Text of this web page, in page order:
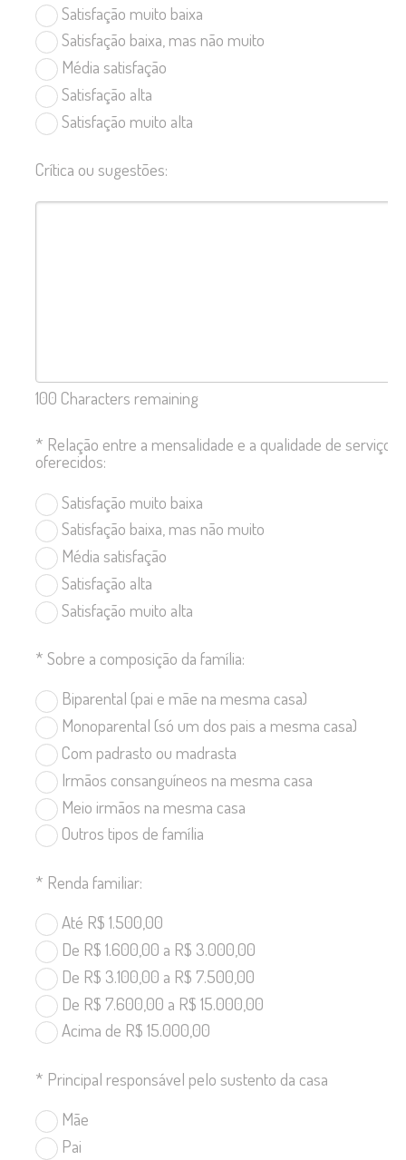
Satisfação muito baixa
Satisfação baixa, mas não muito
Média satisfação
Satisfação alta
Satisfação muito alta
Crítica ou sugestões:
100 Characters remaining
* Relação entre a mensalidade e a qualidade de serviços
oferecidos:
Satisfação muito baixa
Satisfação baixa, mas não muito
Média satisfação
Satisfação alta
Satisfação muito alta
* Sobre a composição da família:
Biparental (pai e mãe na mesma casa)
Monoparental (só um dos pais a mesma casa)
Com padrasto ou madrasta
Irmãos consanguíneos na mesma casa
Meio irmãos na mesma casa
Outros tipos de família
* Renda familiar:
Até R$ 1.500,00
De R$ 1.600,00 a R$ 3.000,00
De R$ 3.100,00 a R$ 7.500,00
De R$ 7.600,00 a R$ 15.000,00
Acima de R$ 15.000,00
* Principal responsável pelo sustento da casa
Mãe
Pai